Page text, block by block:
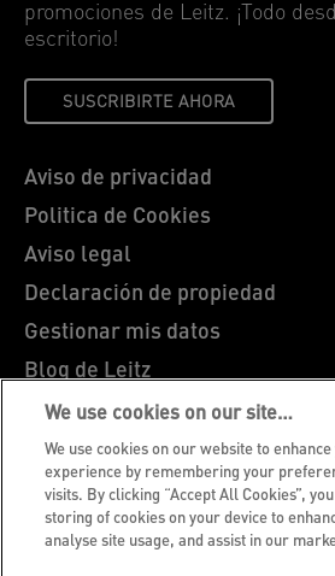
promociones de Leitz. ¡Todo
escritorio!
SUSCRIBIRTE AHORA
Aviso de privacidad
Politica de Cookies
Aviso legal
Declaración de propiedad
Gestionar mis datos
Blog de Leitz
Trabaja con nosotros
Servicio al cliente
Guía sobre el reciclaje de
Condiciones de garantía
We use cookies on our site…
We use cookies on our website to
experience by remembering your
visits. By clicking “Accept All Cookies”,
storing of cookies on your device to
analyse site usage, and assist in our